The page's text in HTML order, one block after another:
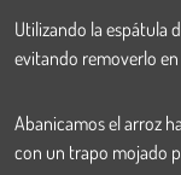
Utilizando la espátula
evitando removerlo
Abanicamos el arroz
con un trapo mojado